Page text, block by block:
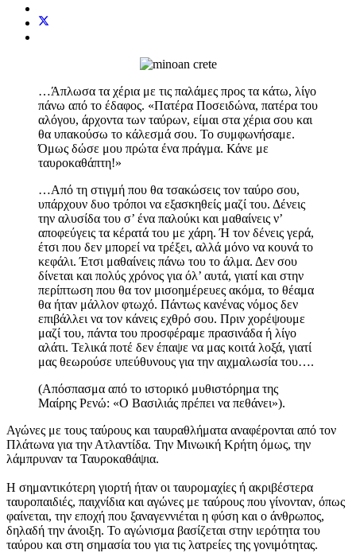
…Άπλωσα τα χέρια με τις παλάμες προς τα κάτω, λίγο
πάνω από το έδαφος. «Πατέρα Ποσειδώνα, πατέρα του
αλόγου, άρχοντα των ταύρων, είμαι στα χέρια σου και
θα υπακούσω το κάλεσμά σου. Το συμφωνήσαμε.
Όμως δώσε μου πρώτα ένα πράγμα. Κάνε με
ταυροκαθάπτη!»
…Από τη στιγμή που θα τσακώσεις τον ταύρο σου,
υπάρχουν δυο τρόποι να εξασκηθείς μαζί του. Δένεις
την αλυσίδα του σ’ ένα παλούκι και μαθαίνεις ν’
αποφεύγεις τα κέρατά του με χάρη. Ή τον δένεις γερά,
έτσι που δεν μπορεί να τρέξει, αλλά μόνο να κουνά το
κεφάλι. Έτσι μαθαίνεις πάνω του το άλμα. Δεν σου
δίνεται και πολύς χρόνος για όλ’ αυτά, γιατί και στην
περίπτωση που θα τον μισοημέρευες ακόμα, το θέαμα
θα ήταν μάλλον φτωχό. Πάντως κανένας νόμος δεν
επιβάλλει να τον κάνεις εχθρό σου. Πριν χορέψουμε
μαζί του, πάντα του προσφέραμε πρασινάδα ή λίγο
αλάτι. Τελικά ποτέ δεν έπαψε να μας κοιτά λοξά, γιατί
μας θεωρούσε υπεύθυνους για την αιχμαλωσία του….
(Απόσπασμα από το ιστορικό μυθιστόρημα της
Μαίρης Ρενώ: «Ο Βασιλιάς πρέπει να πεθάνει»).
Αγώνες με τους ταύρους και ταυραθλήματα αναφέρονται από τον
Πλάτωνα για την Ατλαντίδα. Την Μινωική Κρήτη όμως, την
λάμπρυναν τα Ταυροκαθάψια.
Η σημαντικότερη γιορτή ήταν οι ταυρομαχίες ή ακριβέστερα
ταυροπαιδιές, παιχνίδια και αγώνες με ταύρους που γίνονταν, όπως
φαίνεται, την εποχή που ξαναγεννιέται η φύση και ο άνθρωπος,
δηλαδή την άνοιξη. Το αγώνισμα βασίζεται στην ιερότητα του
ταύρου και στη σημασία του για τις λατρείες της γονιμότητας.